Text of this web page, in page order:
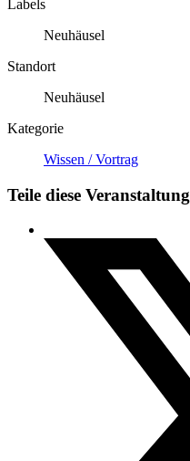
Labels
Neuhäusel
Standort
Neuhäusel
Kategorie
Wissen / Vortrag
Teile diese Veranstaltung